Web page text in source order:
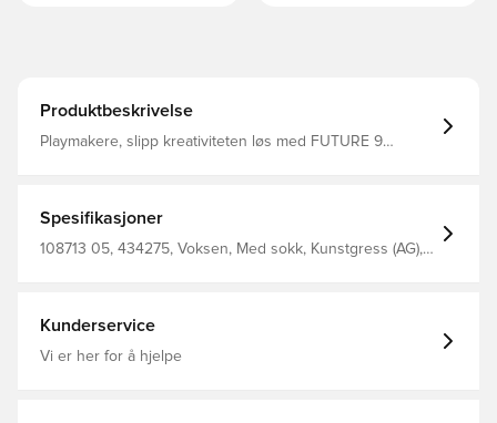
Produktbeskrivelse
Playmakere, slipp kreativiteten løs med FUTURE 9
konstruksjonen. Strategisk plasserte teksturerte soner på
overdelen gir bedre grep på ballen. Knotteform og -
plassering rundt dreiepunktet sørger for 360-graders
Knotteform og -plassering rundt dreiepunktet gir
retningsskifter. FG/AG: Egnet for faste naturgress- og
Spesifikasjoner
108713 05, 434275, Voksen, Med sokk, Kunstgress (AG),
Kunderservice
Vi er her for å hjelpe